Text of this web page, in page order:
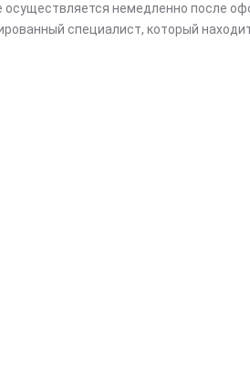
осуществляется немедленно после
специалист, который